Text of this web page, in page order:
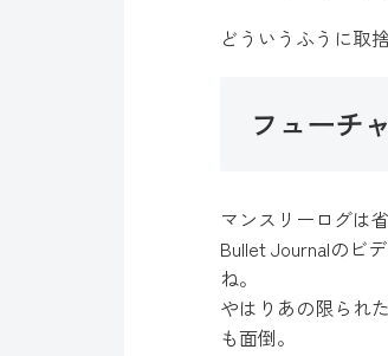
どういうふうに取
フューチ
マンスリーログは
Bullet Journalのビ
ね。
やはりあの限られ
も面倒。